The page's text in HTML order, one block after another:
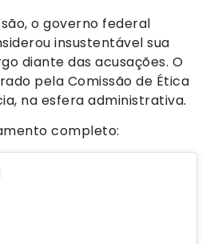
o governo federal
insustentável sua
diante das acusações. O
pela Comissão de Ética
na esfera administrativa.
completo: